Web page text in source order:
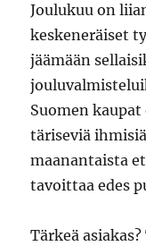
Joulukuu on
keskeneräiset
jäämään
Suomen
täriseviä
maanantaista
tavoittaa edes
Tärkeä